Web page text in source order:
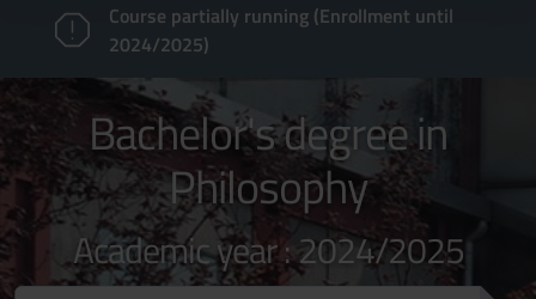
Course partially running (Enrollment until
2024/2025)
Bachelor's degree in
Philosophy
Academic year : 2024/2025